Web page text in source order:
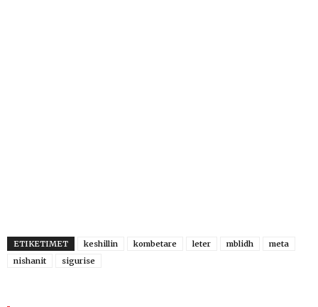
ETIKETIMET keshillin kombetare leter mblidh
meta
nishanit
sigurise